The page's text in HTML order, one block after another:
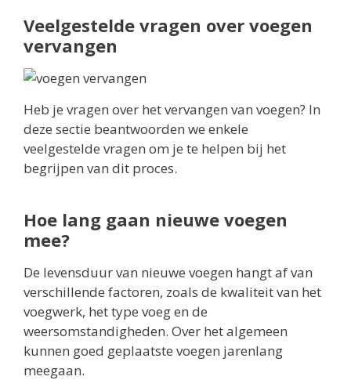
Veelgestelde vragen over voegen
vervangen
Heb je vragen over het vervangen van voegen? In
deze sectie beantwoorden we enkele
veelgestelde vragen om je te helpen bij het
begrijpen van dit proces.
Hoe lang gaan nieuwe voegen
mee?
De levensduur van nieuwe voegen hangt af van
verschillende factoren, zoals de kwaliteit van het
voegwerk, het type voeg en de
weersomstandigheden. Over het algemeen
kunnen goed geplaatste voegen jarenlang
meegaan.